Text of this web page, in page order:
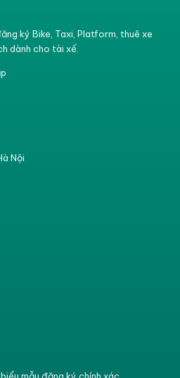
ký Bike, Taxi, Platform, thuê xe
dành cho tài xế.
Nội
mẫu đăng ký chính xác.